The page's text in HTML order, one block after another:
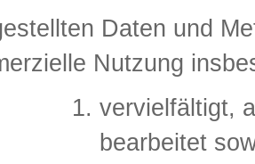
Daten und
Nutzung
vervielfältigt,
bearbeitet